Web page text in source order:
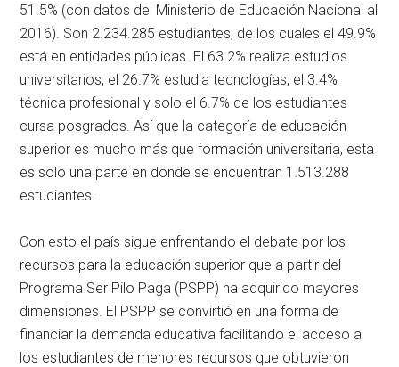
51.5% (con datos del Ministerio de Educación Nacional al
2016). Son 2.234.285 estudiantes, de los cuales el 49.9%
está en entidades públicas. El 63.2% realiza estudios
universitarios, el 26.7% estudia tecnologías, el 3.4%
técnica profesional y solo el 6.7% de los estudiantes
cursa posgrados. Así que la categoría de educación
superior es mucho más que formación universitaria, esta
es solo una parte en donde se encuentran 1.513.288
estudiantes.
Con esto el país sigue enfrentando el debate por los
recursos para la educación superior que a partir del
Programa Ser Pilo Paga (PSPP) ha adquirido mayores
dimensiones. El PSPP se convirtió en una forma de
financiar la demanda educativa facilitando el acceso a
los estudiantes de menores recursos que obtuvieron